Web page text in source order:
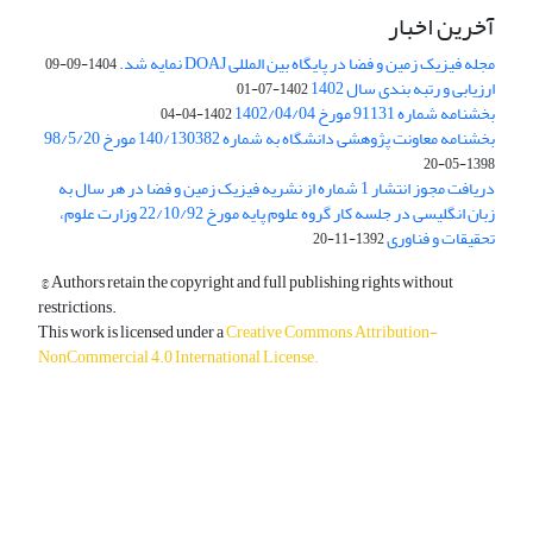
آخرین اخبار
مجله فیزیک زمین و فضا در پایگاه بین المللی DOAJ نمایه شد. 1404-09-09
ارزیابی و رتبه بندی سال 1402 1402-07-01
بخشنامه شماره 91131 مورخ 1402/04/04 1402-04-04
بخشنامه معاونت پژوهشی دانشگاه به شماره 140/130382 مورخ 98/5/20
1398-05-20
دریافت مجوز انتشار 1 شماره از نشریه فیزیک زمین و فضا در هر سال به
زبان انگلیسی در جلسه کار گروه علوم پایه مورخ 22/10/92 وزارت علوم،
تحقیقات و فناوری1392-11-20
© Authors retain the copyright and full publishing rights without
restrictions.
This work is licensed under aCreative Commons Attribution-
NonCommercial 4.0 International License.